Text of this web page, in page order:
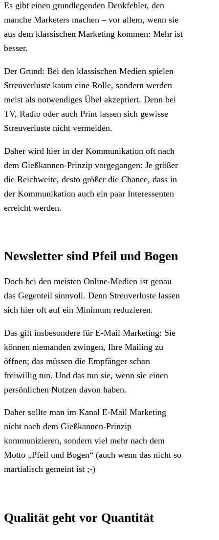
Es gibt einen grundlegenden Denkfehler, den
manche Marketers machen – vor allem, wenn sie
aus dem klassischen Marketing kommen: Mehr ist
besser.
Der Grund: Bei den klassischen Medien spielen
Streuverluste kaum eine Rolle, sondern werden
meist als notwendiges Übel akzeptiert. Denn bei
TV, Radio oder auch Print lassen sich gewisse
Streuverluste nicht vermeiden.
Daher wird hier in der Kommunikation oft nach
dem Gießkannen-Prinzip vorgegangen: Je größer
die Reichweite, desto größer die Chance, dass in
der Kommunikation auch ein paar Interessenten
erreicht werden.
Newsletter sind Pfeil und Bogen
Doch bei den meisten Online-Medien ist genau
das Gegenteil sinnvoll. Denn Streuverluste lassen
sich hier oft auf ein Minimum reduzieren.
Das gilt insbesondere für E-Mail Marketing: Sie
können niemanden zwingen, Ihre Mailing zu
öffnen; das müssen die Empfänger schon
freiwillig tun. Und das tun sie, wenn sie einen
persönlichen Nutzen davon haben.
Daher sollte man im Kanal E-Mail Marketing
nicht nach dem Gießkannen-Prinzip
kommunizieren, sondern viel mehr nach dem
Motto „Pfeil und Bogen“ (auch wenn das nicht so
martialisch gemeint ist ;-)
Qualität geht vor Quantität